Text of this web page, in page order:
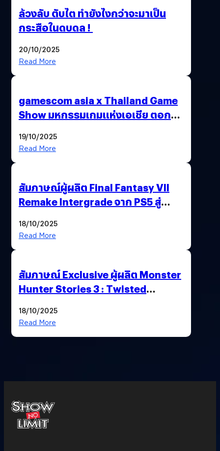
ล้วงลับ ตับไต ทำยังไงกว่าจะมาเป็น
กระสือในดบดล !
20/10/2025
Read More
gamescom asia x Thailand Game
Show มหกรรมเกมแห่งเอเชีย ตอกย้ำ
พาณิชย์ร่วมชูความสำเร็จ
19/10/2025
Read More
สัมภาษณ์ผู้ผลิต Final Fantasy VII
Remake Intergrade จาก PS5 สู่
18/10/2025
Read More
สัมภาษณ์ Exclusive ผู้ผลิต Monster
Hunter Stories 3 : Twisted
สวยฉ่ำ !
18/10/2025
Read More